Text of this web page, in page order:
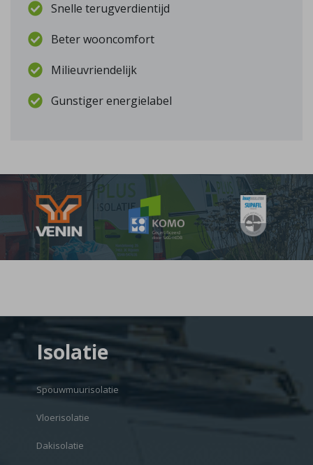
Snelle terugverdientijd
Beter wooncomfort
Milieuvriendelijk
Gunstiger energielabel
Isolatie
Spouwmuurisolatie
Vloerisolatie
Dakisolatie